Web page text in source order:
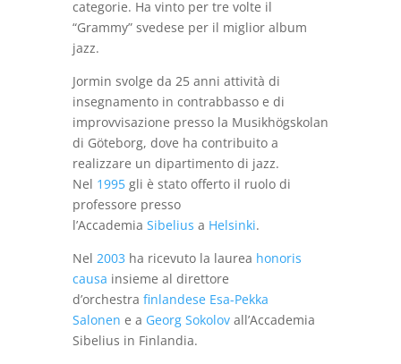
categorie. Ha vinto per tre volte il
“Grammy” svedese per il miglior album
jazz.
Jormin svolge da 25 anni attività di
insegnamento in contrabbasso e di
improvvisazione presso la Musikhögskolan
di Göteborg, dove ha contribuito a
realizzare un dipartimento di jazz.
Nel 1995 gli è stato offerto il ruolo di
professore presso
l’Accademia Sibelius a Helsinki.
Nel 2003 ha ricevuto la laurea honoris
causa insieme al direttore
d’orchestra finlandese Esa-Pekka
Salonen e a Georg Sokolov all’Accademia
Sibelius in Finlandia.